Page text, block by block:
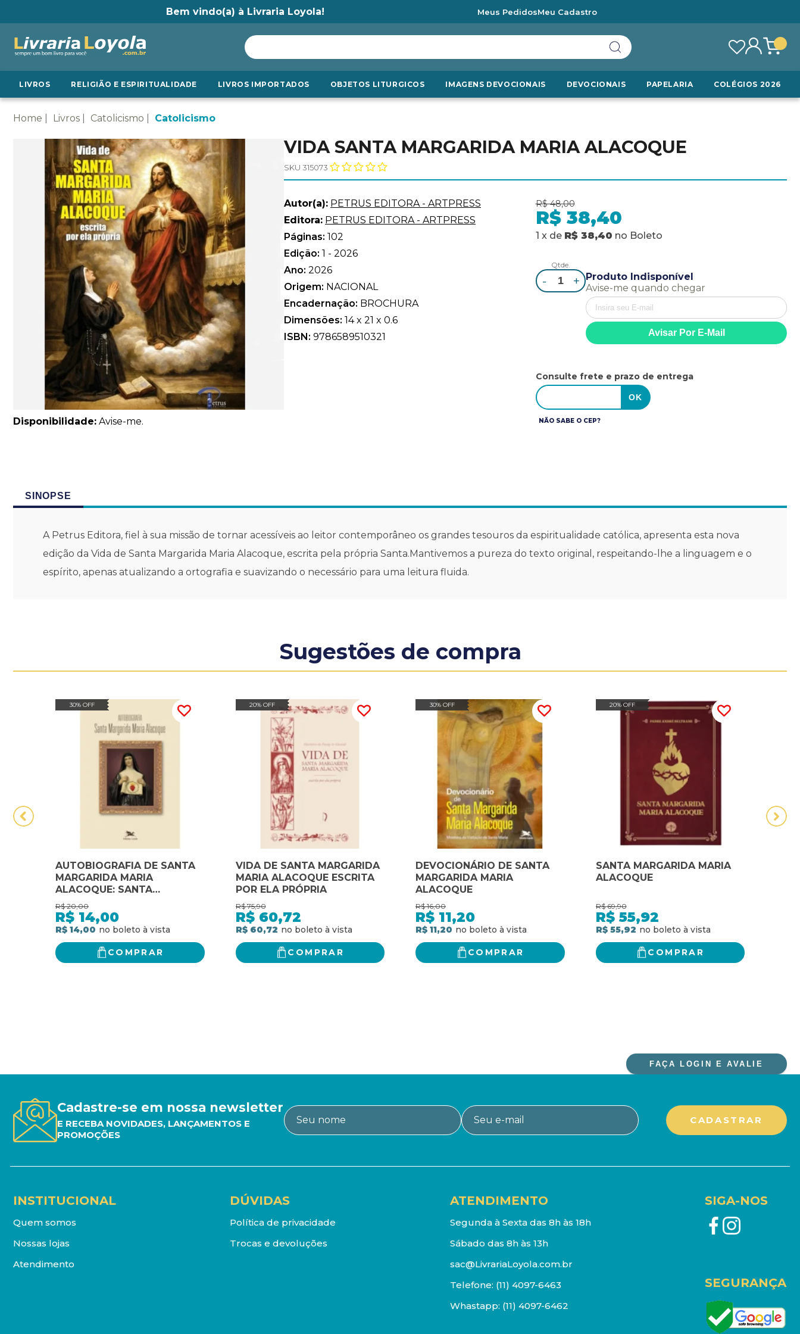
Bem vindo(a) à Livraria Loyola! Meus PedidosMeu Cadastro
LIVROS RELIGIÃO E ESPIRITUALIDADE LIVROS IMPORTADOS OBJETOS LITURGICOS IMAGENS DEVOCIONAIS DEVOCIONAIS PAPELARIA COLÉGIOS 2026
Home Livros Catolicismo Catolicismo
Disponibilidade: Avise-me.
VIDA SANTA MARGARIDA MARIA ALACOQUE
SKU 315073
Autor(a): PETRUS EDITORA - ARTPRESS
Editora: PETRUS EDITORA - ARTPRESS
Páginas: 102
Edição: 1 - 2026
Ano: 2026
Origem: NACIONAL
Encadernação: BROCHURA
Dimensões: 14 x 21 x 0.6
ISBN: 9786589510321
R$ 48,00
R$ 38,40
1 x de R$ 38,40 no Boleto
Qtde.
- +
Produto Indisponível
Avise-me quando chegar
Consulte frete e prazo de entrega
NÃO SABE O CEP?
SINOPSE
A Petrus Editora, fiel à sua missão de tornar acessíveis ao leitor contemporâneo os grandes tesouros da espiritualidade católica, apresenta esta nova
edição da Vida de Santa Margarida Maria Alacoque, escrita pela própria Santa.Mantivemos a pureza do texto original, respeitando-lhe a linguagem e o
espírito, apenas atualizando a ortografia e suavizando o necessário para uma leitura fluida.
Sugestões de compra
30% OFF
AUTOBIOGRAFIA DE SANTA
MARGARIDA MARIA
ALACOQUE: SANTA
MARGARIDA MARIA
ALACOQUE
R$ 20,00
R$ 14,00
R$ 14,00
COMPRAR
20% OFF
VIDA DE SANTA MARGARIDA
MARIA ALACOQUE ESCRITA
POR ELA PRÓPRIA
R$ 75,90
R$ 60,72
R$ 60,72
COMPRAR
30% OFF
DEVOCIONÁRIO DE SANTA
MARGARIDA MARIA
ALACOQUE
R$ 16,00
R$ 11,20
R$ 11,20
COMPRAR
20% OFF
SANTA MARGARIDA MARIA
ALACOQUE
R$ 69,90
R$ 55,92
R$ 55,92
COMPRAR
FAÇA LOGIN E AVALIE
Cadastre-se em nossa newsletter
E RECEBA NOVIDADES, LANÇAMENTOS E
PROMOÇÕES
INSTITUCIONAL
Quem somos
Nossas lojas
Atendimento
DÚVIDAS
Política de privacidade
Trocas e devoluções
ATENDIMENTO
Segunda à Sexta das 8h às 18h
Sábado das 8h às 13h
sac@LivrariaLoyola.com.br
Telefone: (11) 4097-6463
Whastapp: (11) 4097-6462
SIGA-NOS
SEGURANÇA